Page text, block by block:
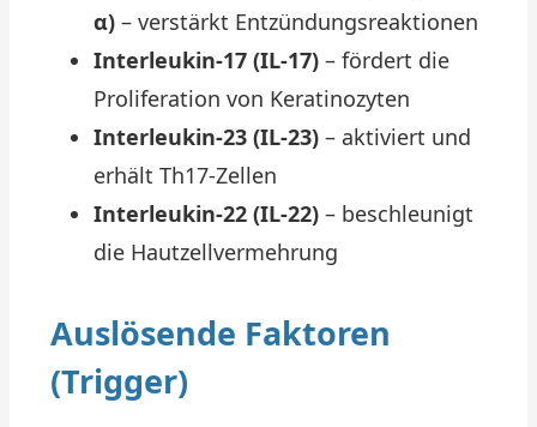
α) – verstärkt Entzündungsreaktionen
Interleukin-17 (IL-17) – fördert die
Proliferation von Keratinozyten
Interleukin-23 (IL-23) – aktiviert und
erhält Th17-Zellen
Interleukin-22 (IL-22) – beschleunigt
die Hautzellvermehrung
Auslösende Faktoren
(Trigger)